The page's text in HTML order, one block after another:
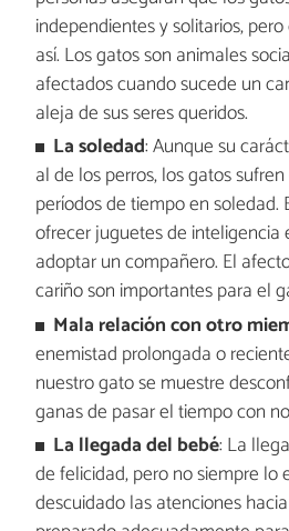
independientes y solitarios,
así. Los gatos son animales
afectados cuando sucede un
aleja de sus seres queridos.
La soledad: Aunque su
al de los perros, los gatos
períodos de tiempo en soledad.
ofrecer juguetes de inteligencia
adoptar un compañero. El
cariño son importantes para el
Mala relación con otro
enemistad prolongada o
nuestro gato se muestre
ganas de pasar el tiempo con
La llegada del bebé: La
de felicidad, pero no siempre lo
descuidado las atenciones